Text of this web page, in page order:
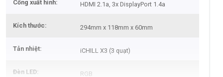
Cổng xuất hình HDMI 2.1a, 3x DisplayPort 1.4a
Kích thước 294mm x 118mm x 60mm
Tản nhiệt iCHILL X3 (3 quạt)
Đèn LED RGB